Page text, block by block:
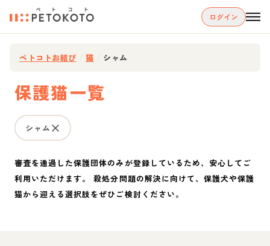
ログイン
ペトコトお結び 猫 シャム
保護猫一覧
シャム
審査を通過した保護団体のみが登録しているため、安心してご
利用いただけます。 殺処分問題の解決に向けて、保護犬や保護
猫から迎える選択肢をぜひご検討ください。